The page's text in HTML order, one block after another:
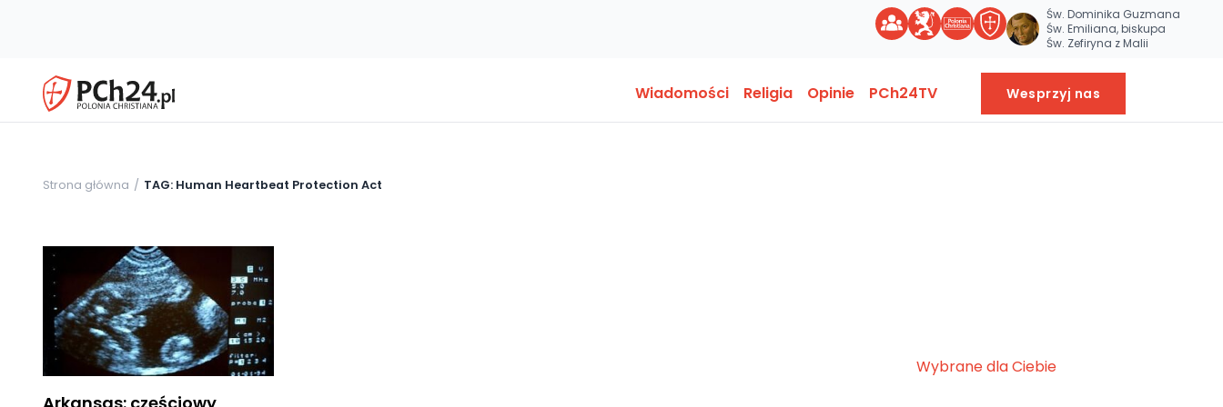
Św. Dominika Guzmana
Św. Emiliana, biskupa
Św. Zefiryna z Malii
Wiadomości Religia Opinie PCh24TV Wesprzyj nas
Strona główna TAG: Human Heartbeat Protection Act
Wybrane dla Ciebie